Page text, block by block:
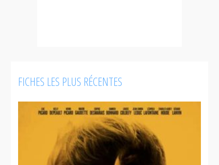
FICHES LES PLUS RÉCENTES